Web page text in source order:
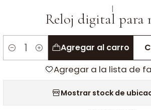
|
Reloj digital para
Cantidad
Agregar al carro
Agregar a la lista de
Mostrar stock de